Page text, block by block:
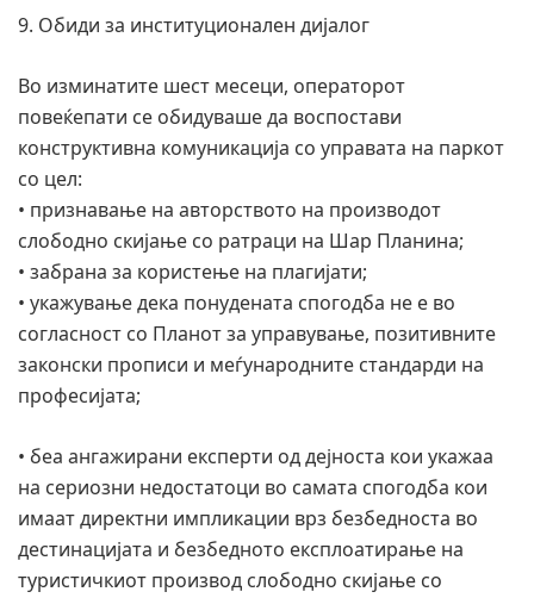
9. Обиди за институционален дијалог
Во изминатите шест месеци, операторот
повеќепати се обидуваше да воспостави
конструктивна комуникација со управата на паркот
со цел:
• признавање на авторството на производот
слободно скијање со ратраци на Шар Планина;
• забрана за користење на плагијати;
• укажување дека понудената спогодба не е во
согласност со Планот за управување, позитивните
законски прописи и меѓународните стандарди на
професијата;
• беа ангажирани експерти од дејноста кои укажаа
на сериозни недостатоци во самата спогодба кои
имаат директни импликации врз безбедноста во
дестинацијата и безбедното експлоатирање на
туристичкиот производ слободно скијање со